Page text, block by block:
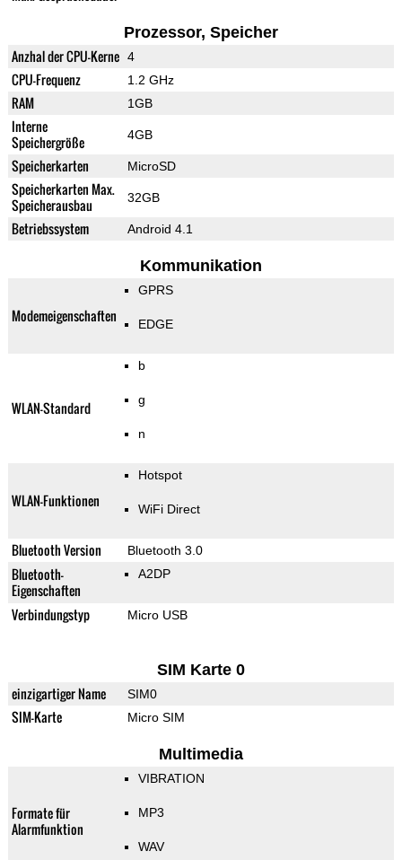
Prozessor, Speicher
Anzhal der CPU-Kerne 4
CPU-Frequenz 1.2 GHz
RAM 1GB
Interne
Speichergröße
4GB
Speicherkarten MicroSD
Speicherkarten Max.
Speicherausbau
32GB
Betriebssystem Android 4.1
Kommunikation
Modemeigenschaften
GPRS
EDGE
WLAN-Standard
b
g
n
WLAN-Funktionen
Hotspot
WiFi Direct
Bluetooth Version Bluetooth 3.0
Bluetooth-
Eigenschaften
A2DP
Verbindungstyp Micro USB
SIM Karte 0
einzigartiger Name SIM0
SIM-Karte Micro SIM
Multimedia
Formate für
Alarmfunktion
VIBRATION
MP3
WAV